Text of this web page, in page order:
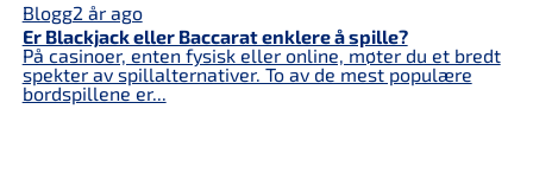
Blogg2 år ago
Er Blackjack eller Baccarat enklere å spille?
På casinoer, enten fysisk eller online, møter du et bredt
spekter av spillalternativer. To av de mest populære
bordspillene er...